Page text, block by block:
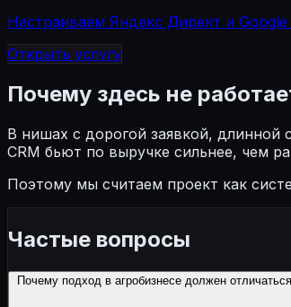
Настраиваем Яндекс Директ и
Открыть услугу
Почему здесь не
В нишах с дорогой заявкой, длинной
CRM бьют по выручке сильнее, чем
Поэтому мы считаем проект как
Частые вопросы
Почему подход в агробизнесе должен